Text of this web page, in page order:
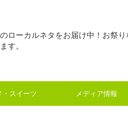
ローカルネタをお届け中！お祭
す。
・スイーツ メディア情報